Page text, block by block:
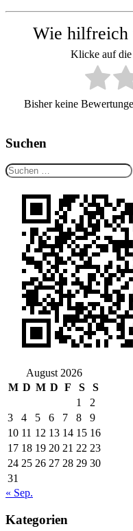
Wie hilfreich
Klicke auf die
Bisher keine
Suchen
Suchen
nach:
August 2026
M D M D F S
S
1
2
3
4 5 6 7 8
9
10 11 12 13 14 15 16
17 18 19 20 21 22 23
24 25 26 27 28 29 30
31
« Sep.
Kategorien